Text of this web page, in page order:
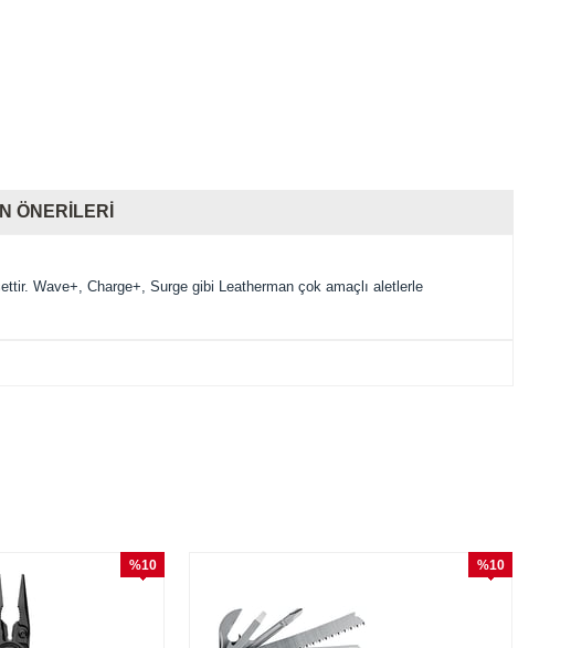
ÖNERILERI
Wave+, Charge+, Surge gibi Leatherman çok amaçlı aletlerle
%10
%10